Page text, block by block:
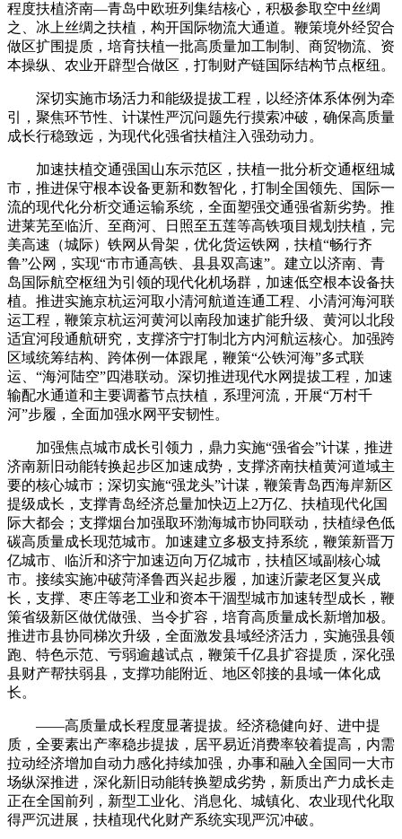
程度扶植济南—青岛中欧班列集结核心，积极参取空中丝绸
之、冰上丝绸之扶植，构开国际物流大通道。鞭策境外经贸合
做区扩围提质，培育扶植一批高质量加工制制、商贸物流、资
本操纵、农业开辟型合做区，打制财产链国际结构节点枢纽。
深切实施市场活力和能级提拔工程，以经济体系体例为牵
引，聚焦环节性、计谋性严沉问题先行摸索冲破，确保高质量
成长行稳致远，为现代化强省扶植注入强劲动力。
加速扶植交通强国山东示范区，扶植一批分析交通枢纽城
市，推进保守根本设备更新和数智化，打制全国领先、国际一
流的现代化分析交通运输系统，全面塑强交通强省新劣势。推
进莱芜至临沂、至商河、日照至五莲等高铁项目规划扶植，完
美高速（城际）铁网从骨架，优化货运铁网，扶植“畅行齐
鲁”公网，实现“市市通高铁、县县双高速”。建立以济南、青
岛国际航空枢纽为引领的现代化机场群，加速低空根本设备扶
植。推进实施京杭运河取小清河航道连通工程、小清河海河联
运工程，鞭策京杭运河黄河以南段加速扩能升级、黄河以北段
适宜河段通航研究，支撑济宁打制北方内河航运核心。加强跨
区域统筹结构、跨体例一体跟尾，鞭策“公铁河海”多式联
运、“海河陆空”四港联动。深切推进现代水网提拔工程，加速
输配水通道和主要调蓄节点扶植，系理河流，开展“万村千
河”步履，全面加强水网平安韧性。
加强焦点城市成长引领力，鼎力实施“强省会”计谋，推进
济南新旧动能转换起步区加速成势，支撑济南扶植黄河道域主
要的核心城市；深切实施“强龙头”计谋，鞭策青岛西海岸新区
提级成长，支撑青岛经济总量加快迈上2万亿、扶植现代化国
际大都会；支撑烟台加强取环渤海城市协同联动，扶植绿色低
碳高质量成长现范城市。加速建立多极支持系统，鞭策新晋万
亿城市、临沂和济宁加速迈向万亿城市，扶植区域副核心城
市。接续实施冲破菏泽鲁西兴起步履，加速沂蒙老区复兴成
长，支撑、枣庄等老工业和资本干涸型城市加速转型成长，鞭
策省级新区做优做强、当令扩容，培育高质量成长新增加极。
推进市县协同梯次升级，全面激发县域经济活力，实施强县领
跑、特色示范、亏弱逾越试点，鞭策千亿县扩容提质，深化强
县财产帮扶弱县，支撑功能附近、地区邻接的县域一体化成
长。
——高质量成长程度显著提拔。经济稳健向好、进中提
质，全要素出产率稳步提拔，居平易近消费率较着提高，内需
拉动经济增加自动力感化持续加强，办事和融入全国同一大市
场纵深推进，深化新旧动能转换塑成劣势，新质出产力成长走
正在全国前列，新型工业化、消息化、城镇化、农业现代化取
得严沉进展，扶植现代化财产系统实现严沉冲破。